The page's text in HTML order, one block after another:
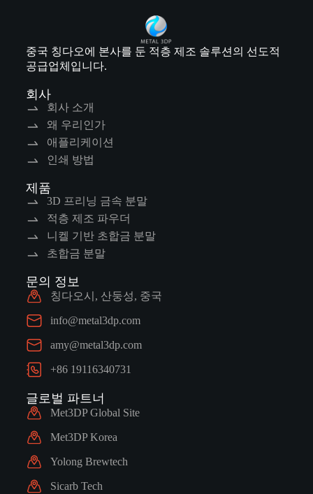
중국 칭다오에 본사를 둔 적층 제조 솔루션의 선도적
공급업체입니다.
회사
회사 소개
왜 우리인가
애플리케이션
인쇄 방법
제품
3D 프리닝 금속 분말
적층 제조 파우더
니켈 기반 초합금 분말
초합금 분말
문의 정보
칭다오시, 산둥성, 중국
info@metal3dp.com
amy@metal3dp.com
+86 19116340731
글로벌 파트너
Met3DP Global Site
Met3DP Korea
Yolong Brewtech
Sicarb Tech